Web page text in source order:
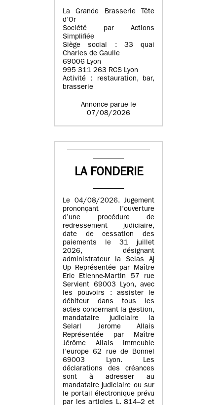
La Grande Brasserie Tête
d’Or
Société par Actions
Simplifiée
Siège social : 33 quai
Charles de Gaulle
69006 Lyon
995 311 263 RCS Lyon
Activité : restauration, bar,
brasserie
Annonce parue le
07/08/2026
LA FONDERIE
Le 04/08/2026. Jugement
prononçant l’ouverture
d’une procédure de
redressement judiciaire,
date de cessation des
paiements le 31 juillet
2026, désignant
administrateur la Selas Aj
Up Représentée par Maître
Eric Etienne-Martin 57 rue
Servient 69003 Lyon, avec
les pouvoirs : assister le
débiteur dans tous les
actes concernant la gestion,
mandataire judiciaire la
Selarl Jerome Allais
Représentée par Maître
Jérôme Allais immeuble
l’europe 62 rue de Bonnel
69003 Lyon. Les
déclarations des créances
sont à adresser au
mandataire judiciaire ou sur
le portail électronique prévu
par les articles L. 814–2 et